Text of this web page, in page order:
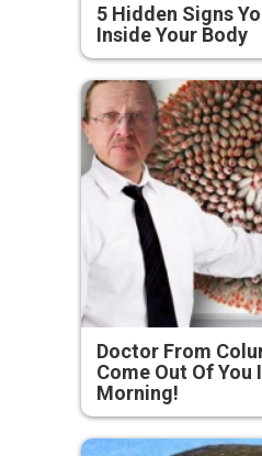
5 Hidden Signs
Inside Your Body
Doctor From
Come Out Of You
Morning!